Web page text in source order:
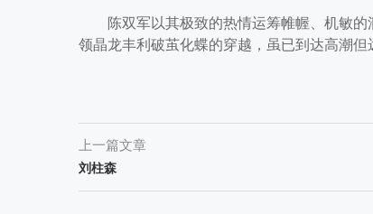
陈双军以其极致的热情运筹帷幄、机敏的
领晶龙丰利破茧化蝶的穿越，虽已到达高潮
上一篇文章
刘柱森